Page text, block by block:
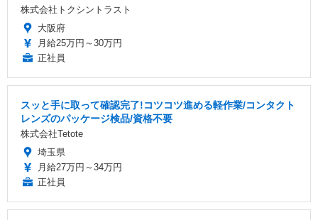
株式会社トクシントラスト
大阪府
月給25万円～30万円
正社員
スッと手に取って確認完了!コツコツ進める軽作業/コンタクト
レンズのパッケージ検品/資格不要
株式会社Tetote
埼玉県
月給27万円～34万円
正社員